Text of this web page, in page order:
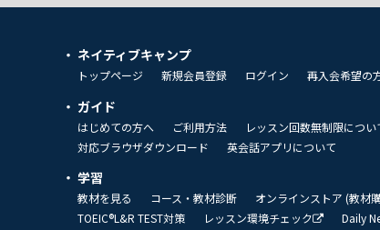
ネイティブキャンプ
トップページ 新規会員登録 ログイン 再入会希望の
ガイド
はじめての方へ ご利用方法 レッスン回数無制限につい
対応ブラウザダウンロード
英会話アプリについて
学習
教材を見る コース・教材診断 オンラインストア (教材
TOEIC®L&R TEST対策
レッスン環境チェック Daily